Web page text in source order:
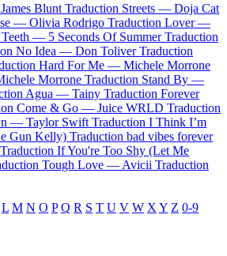
James Blunt Traduction Streets — Doja Cat
— Olivia Rodrigo Traduction Lover —
Teeth — 5 Seconds Of Summer Traduction
No Idea — Don Toliver Traduction
Hard For Me — Michele Morrone
Morrone Traduction Stand By —
Agua — Tainy Traduction Forever
Come & Go — Juice WRLD Traduction
— Taylor Swift Traduction I Think I’m
Gun Kelly) Traduction bad vibes forever
Traduction If You're Too Shy (Let Me
Tough Love — Avicii Traduction
L M N O P Q R S T U V W X Y Z 0-9